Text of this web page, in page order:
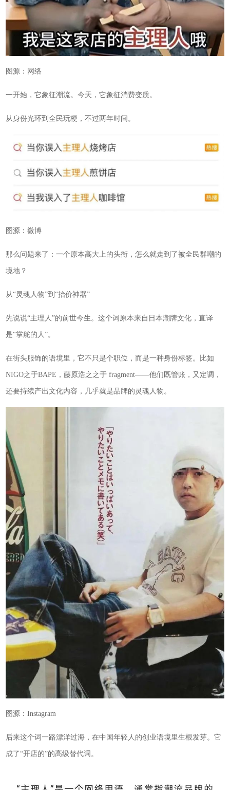
图源：网络
一开始，它象征潮流。今天，它象征消费变质。
从身份光环到全民玩梗，不过两年时间。
图源：微博
那么问题来了：一个原本高大上的头衔，怎么就走到了被全民群嘲的
境地？
从“灵魂人物”到“抬价神器”
先说说“主理人”的前世今生。这个词原本来自日本潮牌文化，直译
是“掌舵的人”。
在街头服饰的语境里，它不只是个职位，而是一种身份标签。比如
NIGO之于BAPE，藤原浩之之于 fragment——他们既管账，又定调，
还要持续产出文化内容，几乎就是品牌的灵魂人物。
图源：Instagram
后来这个词一路漂洋过海，在中国年轻人的创业语境里生根发芽。它
成了“开店的”的高级替代词。